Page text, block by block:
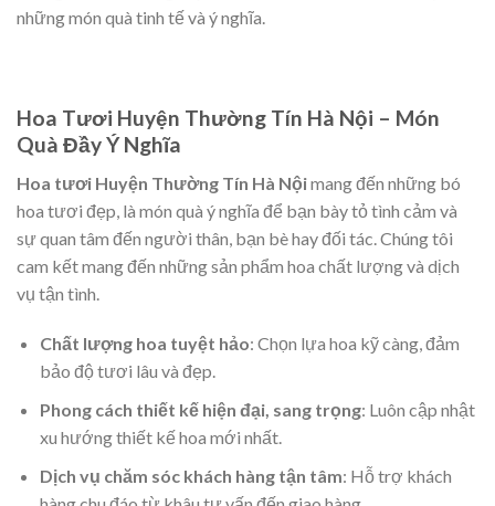
những món quà tinh tế và ý nghĩa.
Hoa Tươi Huyện Thường Tín Hà Nội – Món
Quà Đầy Ý Nghĩa
Hoa tươi Huyện Thường Tín Hà Nộimang đến những bó
hoa tươi đẹp, là món quà ý nghĩa để bạn bày tỏ tình cảm và
sự quan tâm đến người thân, bạn bè hay đối tác. Chúng tôi
cam kết mang đến những sản phẩm hoa chất lượng và dịch
vụ tận tình.
Chất lượng hoa tuyệt hảo: Chọn lựa hoa kỹ càng, đảm
bảo độ tươi lâu và đẹp.
Phong cách thiết kế hiện đại, sang trọng: Luôn cập nhật
xu hướng thiết kế hoa mới nhất.
Dịch vụ chăm sóc khách hàng tận tâm: Hỗ trợ khách